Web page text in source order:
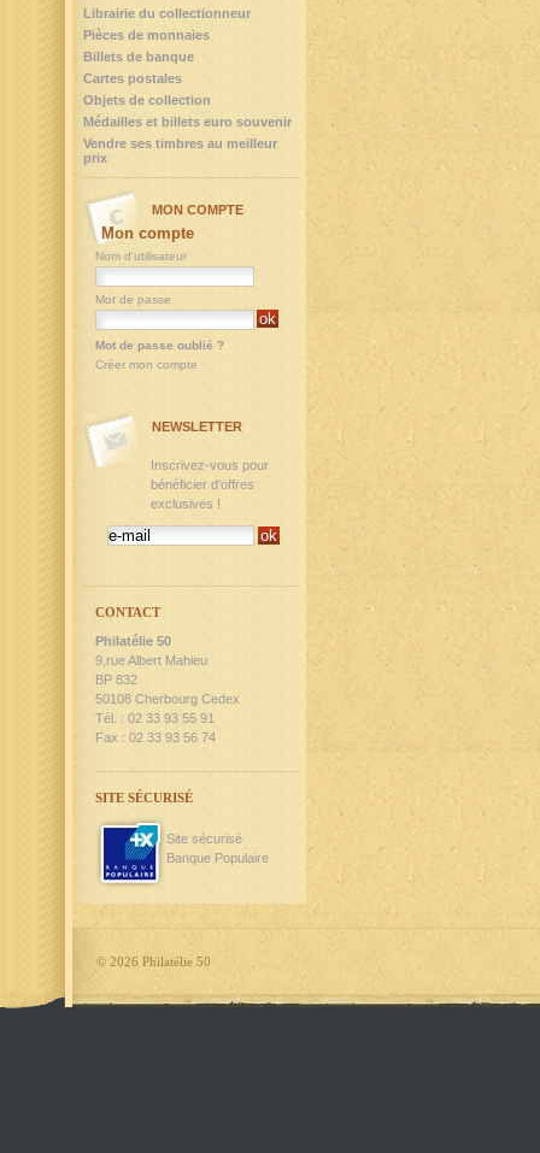
Librairie du collectionneur
Pièces de monnaies
Billets de banque
Cartes postales
Objets de collection
Médailles et billets euro souvenir
Vendre ses timbres au meilleur
prix
MON COMPTE
Mon compte
Nom d'utilisateur
Mot de passe
Mot de passe oublié ?
Créer mon compte
NEWSLETTER
Inscrivez-vous pour
bénéficier d'offres
exclusives !
CONTACT
Philatélie 50
9,rue Albert Mahieu
BP 832
50108 Cherbourg Cedex
Tél. : 02 33 93 55 91
Fax : 02 33 93 56 74
SITE SÉCURISÉ
Site sécurisé
Banque Populaire
© 2026 Philatélie 50